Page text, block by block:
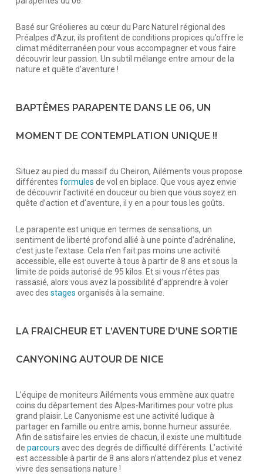
Basé sur Gréolieres au cœur du Parc Naturel régional des
Préalpes d’Azur, ils profitent de conditions propices qu’offre le
climat méditerranéen pour vous accompagner et vous faire
découvrir leur passion. Un subtil mélange entre amour de la
nature et quête d’aventure !
BAPTÊMES PARAPENTE DANS LE 06, UN
MOMENT DE CONTEMPLATION UNIQUE !!
Situez au pied du massif du Cheiron, Ailéments vous propose
différentes formules de vol en biplace. Que vous ayez envie
de découvrir l’activité en douceur ou bien que vous soyez en
quête d’action et d’aventure, il y en a pour tous les goûts.
Le parapente est unique en termes de sensations, un
sentiment de liberté profond allié à une pointe d’adrénaline,
c’est juste l’extase. Cela n’en fait pas moins une activité
accessible, elle est ouverte à tous à partir de 8 ans et sous la
limite de poids autorisé de 95 kilos. Et si vous n’êtes pas
rassasié, alors vous avez la possibilité d’apprendre à voler
avec des stages organisés à la semaine.
LA FRAICHEUR ET L’AVENTURE D’UNE SORTIE
CANYONING AUTOUR DE NICE
L’équipe de moniteurs Ailéments vous emmène aux quatre
coins du département des Alpes-Maritimes pour votre plus
grand plaisir. Le Canyonisme est une activité ludique à
partager en famille ou entre amis, bonne humeur assurée.
Afin de satisfaire les envies de chacun, il existe une multitude
de parcours avec des degrés de difficulté différents. L’activité
est accessible à partir de 8 ans alors n’attendez plus et venez
vivre des sensations nature !